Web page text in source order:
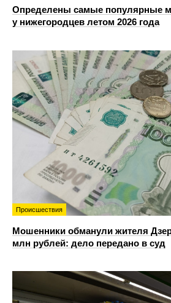
Определены самые популярные
у нижегородцев летом 2026 года
Происшествия
Мошенники обманули жителя
млн рублей: дело передано в суд